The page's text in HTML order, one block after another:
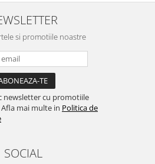
si promotiile noastre
newsletter cu promotiile
mai multe in Politica de
SOCIAL